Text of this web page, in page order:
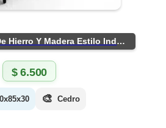
Mesa Recibidor De Hierro Y Madera Estilo Industrial
$6.500
🎨 Cedro